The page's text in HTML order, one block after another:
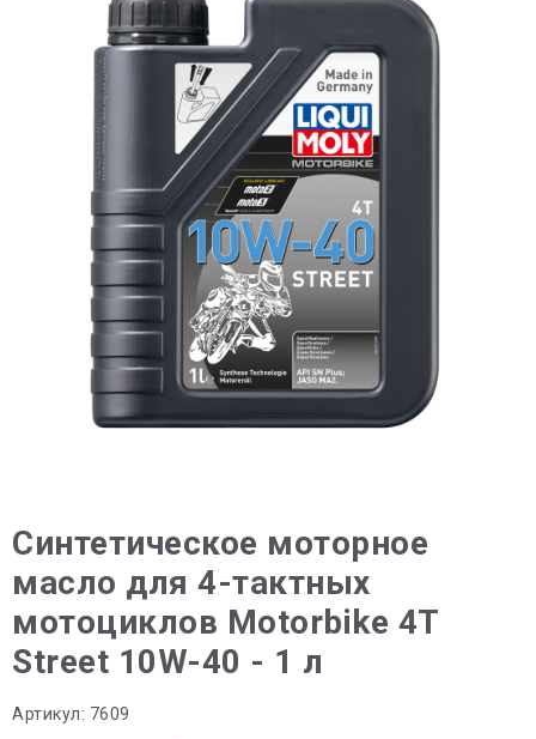
Синтетическое моторное
масло для 4-тактных
мотоциклов Motorbike 4T
Street 10W-40 - 1 л
Артикул: 7609